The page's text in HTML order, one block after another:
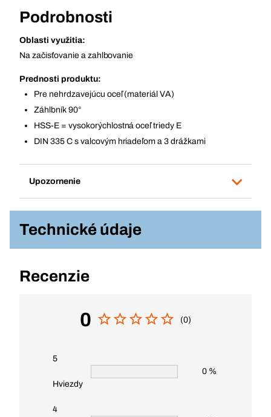
Podrobnosti
Oblasti využitia:
Na začisťovanie a zahlbovanie
Prednosti produktu:
Pre nehrdzavejúcu oceľ (materiál VA)
Záhlbník 90°
HSS-E = vysokorýchlostná oceľ triedy E
DIN 335 C s valcovým hriadeľom a 3 drážkami
Upozornenie
Technické údaje
Recenzie
0 (0)
5
Hviezdy
0 %
4